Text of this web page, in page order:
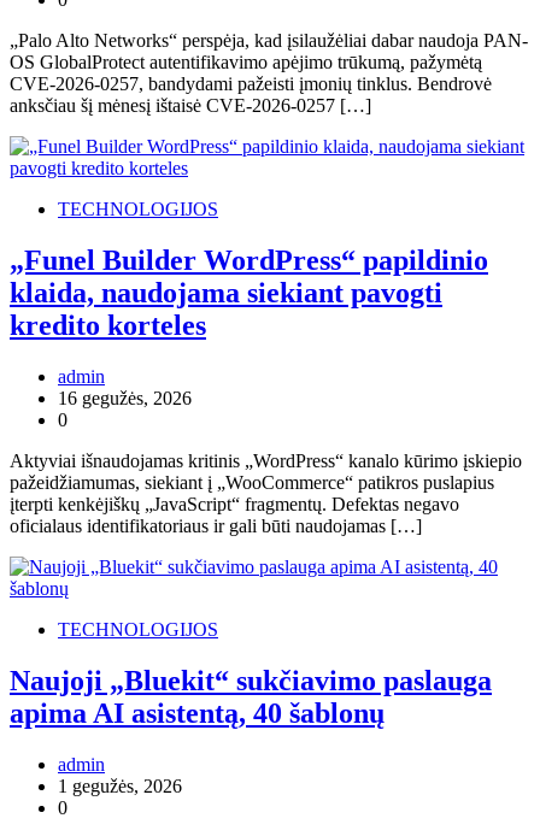
„Palo Alto Networks“ perspėja, kad įsilaužėliai dabar naudoja PAN-
OS GlobalProtect autentifikavimo apėjimo trūkumą, pažymėtą
CVE-2026-0257, bandydami pažeisti įmonių tinklus. Bendrovė
anksčiau šį mėnesį ištaisė CVE-2026-0257 […]
TECHNOLOGIJOS
„Funel Builder WordPress“ papildinio
klaida, naudojama siekiant pavogti
kredito korteles
admin
16 gegužės, 2026
0
Aktyviai išnaudojamas kritinis „WordPress“ kanalo kūrimo įskiepio
pažeidžiamumas, siekiant į „WooCommerce“ patikros puslapius
įterpti kenkėjiškų „JavaScript“ fragmentų. Defektas negavo
oficialaus identifikatoriaus ir gali būti naudojamas […]
TECHNOLOGIJOS
Naujoji „Bluekit“ sukčiavimo paslauga
apima AI asistentą, 40 šablonų
admin
1 gegužės, 2026
0